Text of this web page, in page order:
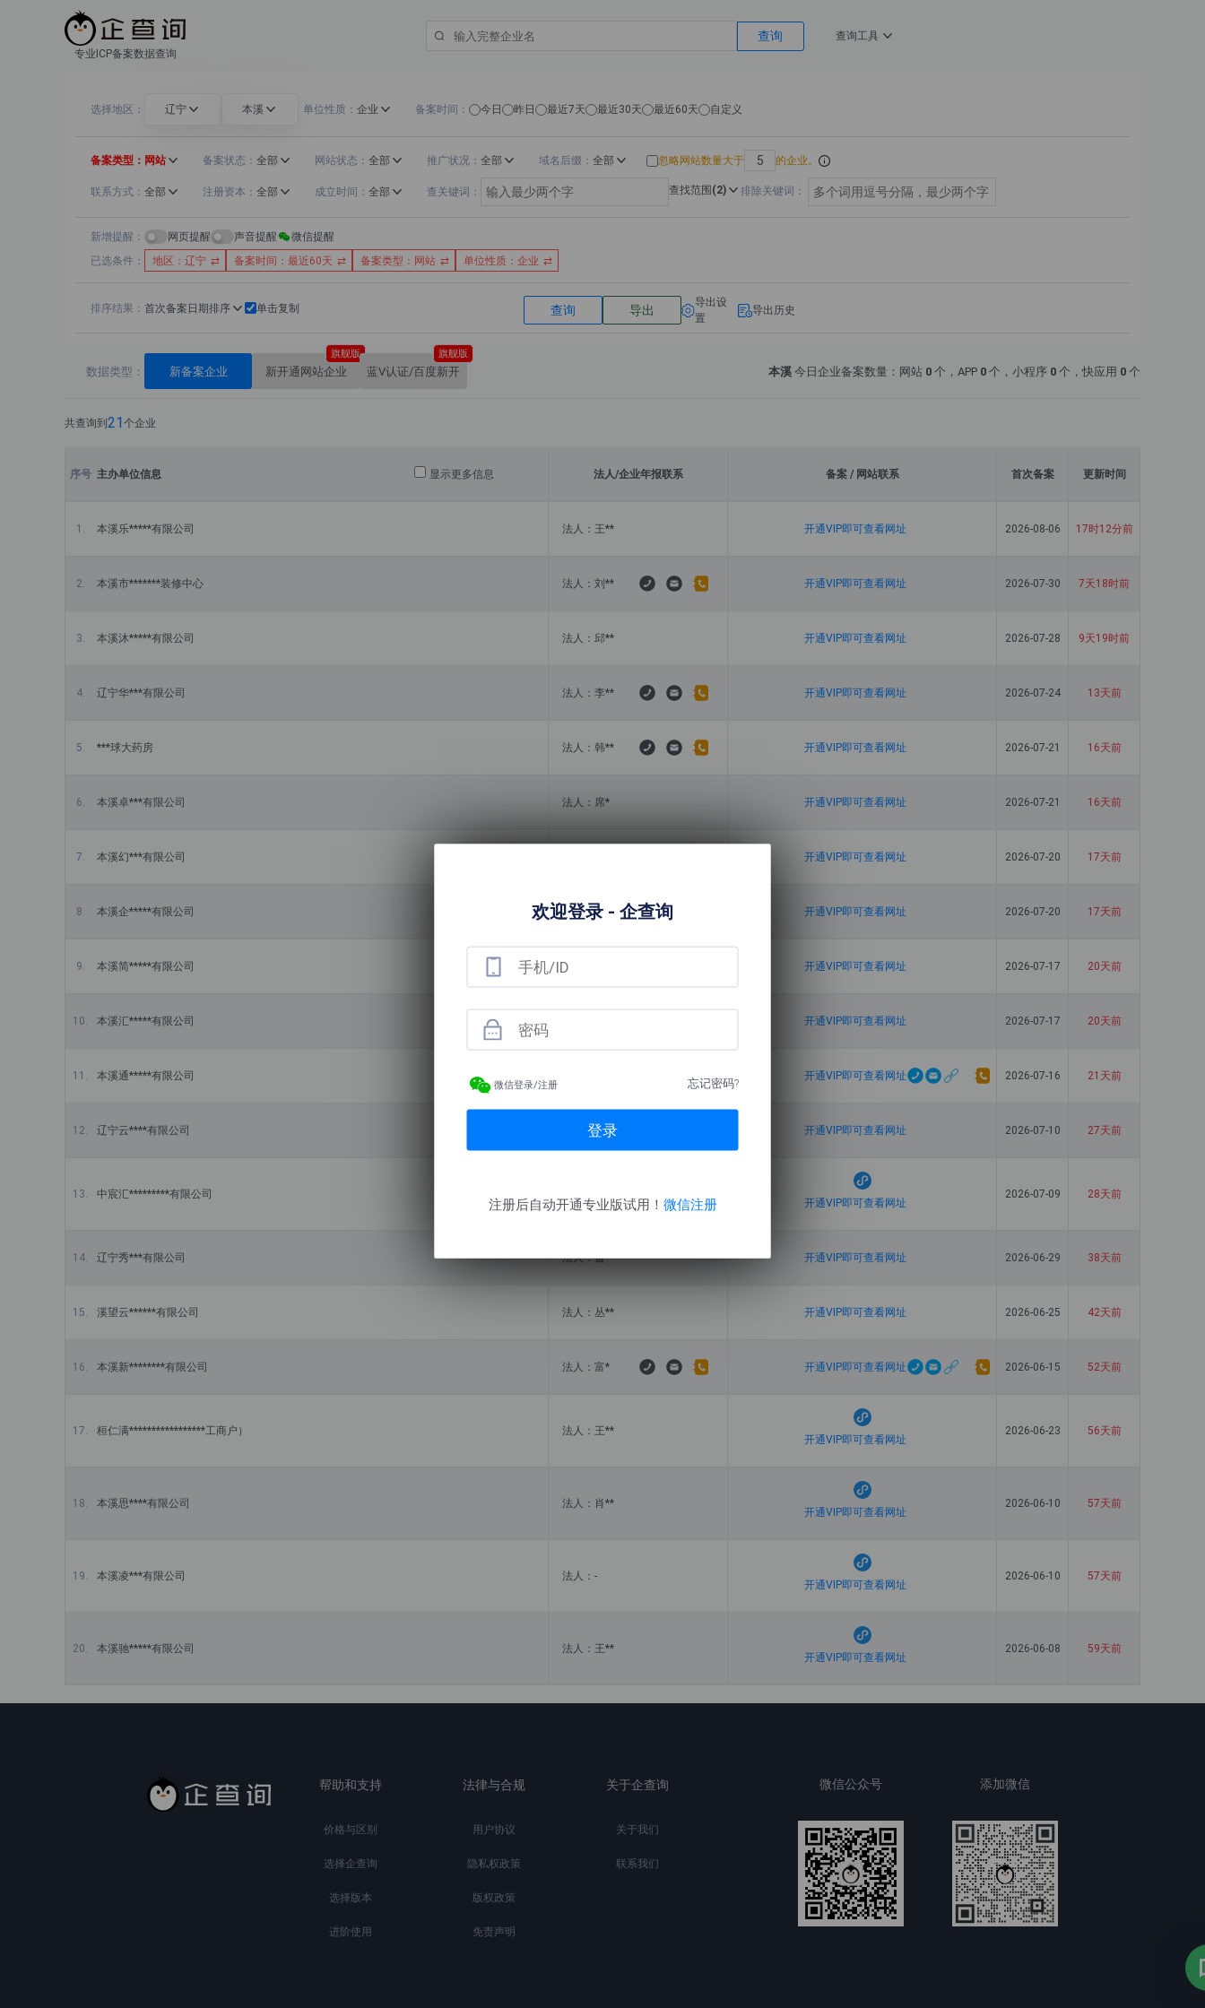
查询 查询工具
选择地区 辽宁 本溪 单位性质 企业 备案时间 今日 昨日 最近7天 最近30天 最近60天 自定义
备案类型 网站 备案状态 全部 网站状态 全部 推广状况 全部 域名后缀 全部 忽略网站数量大于 的企业。
联系方式 全部 注册资本 全部 成立时间 全部 查关键词 查找范围(2) 排除关键词
新增提醒 网页提醒 声音提醒
微信提醒
已选条件
地区：辽宁 备案时间：最近60天 备案类型：网站 单位性质：企业
排序结果 首次备案日期排序 单击复制 查询 导出
导出设
置
导出历史
数据类型 新备案企业 新开通网站企业
旗舰版
蓝V认证/百度新开
旗舰版
本溪 今日企业备案数量：网站 0 个，APP 0 个，小程序 0 个，快应用 0 个
共查询到 21 个企业
主办单位信息 显示更多信息 法人/企业年报联系 备案 / 网站联系 首次备案 更新时间
本溪乐*****有限公司 法人：王** 开通VIP即可查看网址 2026-08-06 17时12分前
本溪市*******装修中心 法人：刘** 开通VIP即可查看网址 2026-07-30 7天18时前
本溪沐*****有限公司 法人：邱** 开通VIP即可查看网址 2026-07-28 9天19时前
辽宁华***有限公司 法人：李** 开通VIP即可查看网址 2026-07-24 13天前
***球大药房 法人：韩** 开通VIP即可查看网址 2026-07-21 16天前
本溪卓***有限公司 法人：席* 开通VIP即可查看网址 2026-07-21 16天前
本溪幻***有限公司 开通VIP即可查看网址 2026-07-20 17天前
本溪企*****有限公司 法人：施* 开通VIP即可查看网址 2026-07-20 17天前
本溪简*****有限公司 法人：陈** 开通VIP即可查看网址 2026-07-17 20天前
本溪汇*****有限公司 开通VIP即可查看网址 2026-07-17 20天前
本溪通*****有限公司 开通VIP即可查看网址 2026-07-16 21天前
辽宁云****有限公司 法人：陈* 开通VIP即可查看网址 2026-07-10 27天前
中宸汇*********有限公司
开通VIP即可查看网址
2026-07-09 28天前
辽宁秀***有限公司 法人：曹** 开通VIP即可查看网址 2026-06-29 38天前
溪望云******有限公司 法人：丛** 开通VIP即可查看网址 2026-06-25 42天前
本溪新********有限公司 法人：富* 开通VIP即可查看网址 2026-06-15 52天前
桓仁满*****************工商户） 法人：王**
开通VIP即可查看网址
2026-06-23 56天前
本溪思****有限公司 法人：肖**
开通VIP即可查看网址
2026-06-10 57天前
本溪凌***有限公司 法人：-
开通VIP即可查看网址
2026-06-10 57天前
本溪驰*****有限公司 法人：王**
开通VIP即可查看网址
2026-06-08 59天前
欢迎登录 - 企查询
微信登录/注册 忘记密码?
登录
注册后自动开通专业版试用！ 微信注册
帮助和支持
价格与区别
选择企查询
选择版本
进阶使用
法律与合规
用户协议
隐私权政策
版权政策
免责声明
关于企查询
关于我们
联系我们
微信公众号 添加微信